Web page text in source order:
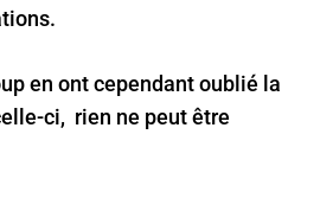
en ont cependant oublié la
ci, rien ne peut être